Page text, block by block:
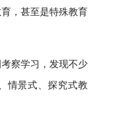
，甚至是特殊教育
察学习，发现不少
情景式、探究式教